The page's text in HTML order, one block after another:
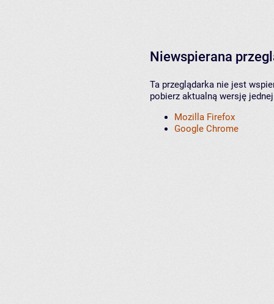
Niewspierana
Ta przeglądarka nie jest
pobierz aktualną wersję
Mozilla Firefox
Google Chrome